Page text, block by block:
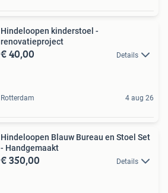
Hindeloopen kinderstoel -
renovatieproject
€ 40,00 Details
Rotterdam 4 aug 26
Hindeloopen Blauw Bureau en Stoel Set
- Handgemaakt
€ 350,00 Details